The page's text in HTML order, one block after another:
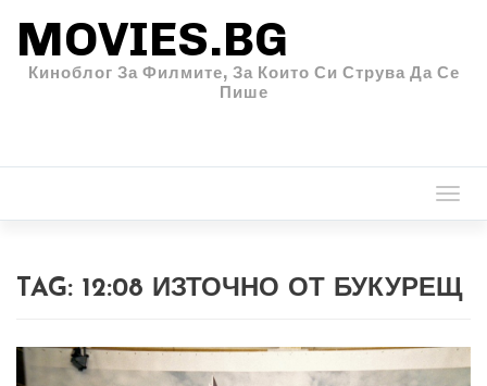
MOVIES.BG
Киноблог За Филмите, За Които Си Струва Да Се
Пише
TAG: 12:08 ИЗТОЧНО ОТ БУКУРЕЩ